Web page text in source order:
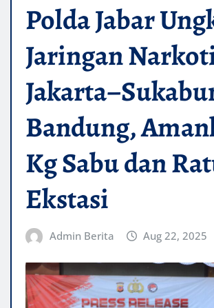
Polda Jabar
Jaringan
Bandung,
Kg Sabu dan
Ekstasi
Admin Berita Aug 22, 2025